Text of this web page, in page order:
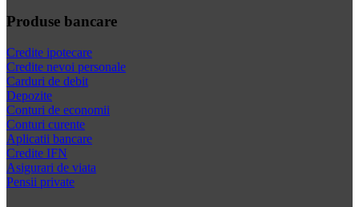
Produse bancare
Credite ipotecare
Credite nevoi personale
Carduri de debit
Depozite
Conturi de economii
Conturi curente
Aplicatii bancare
Credite IFN
Asigurari de viata
Pensii private